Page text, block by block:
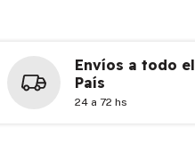
Envíos a todo el
País
24 a 72 hs